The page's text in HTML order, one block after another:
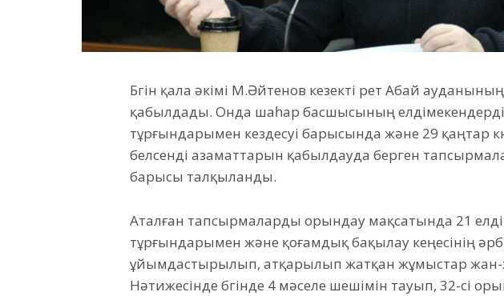
Бүгін қала әкімі М.Әйтенов кезекті рет Абай
қабылдады. Онда шаһар басшысының
тұрғындарымен кездесуі барысында және 29 қаңтар
белсенді азаматтарын қабылдауда берген
барысы талқыланды.
Аталған тапсырмаларды орындау мақсатында 21
тұрғындарымен және қоғамдық бақылау кеңесінің
ұйымдастырылып, атқарылып жатқан жұмыстар жан-
Нәтижесінде бүгінде 4 мәселе шешімін тауып, 32-сі